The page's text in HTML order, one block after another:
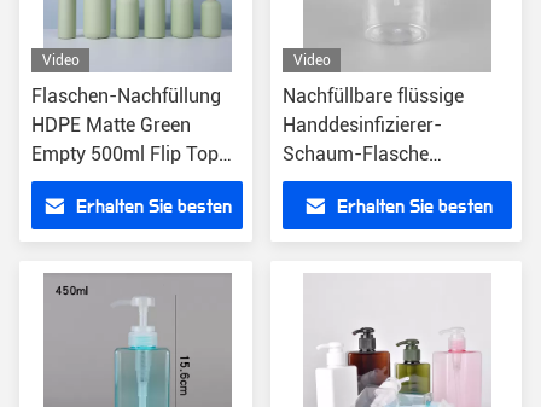
Video
Flaschen-Nachfüllung
HDPE Matte Green
Empty 500ml Flip Top
Hand Sanitizer
DispenserErhalten Sie besten
Video
Nachfüllbare flüssige
Handdesinfizierer-
Schaum-Flasche
kundengerechtes klares
100ml leerErhalten Sie besten